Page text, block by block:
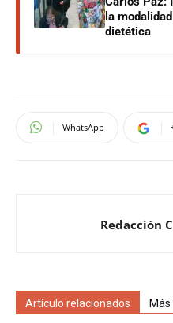
la
dietética
WhatsApp
Redacción
Artículo relacionados